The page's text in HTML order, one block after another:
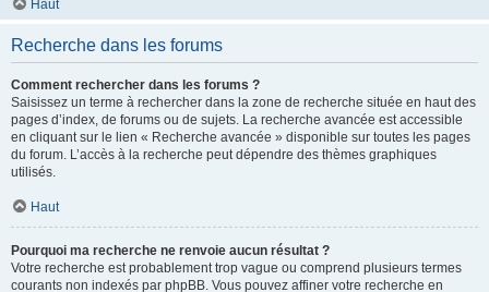
Haut
Recherche dans les forums
Comment rechercher dans les forums ?
Saisissez un terme à rechercher dans la zone de recherche située en haut des
pages d’index, de forums ou de sujets. La recherche avancée est accessible
en cliquant sur le lien « Recherche avancée » disponible sur toutes les pages
du forum. L’accès à la recherche peut dépendre des thèmes graphiques
utilisés.
Haut
Pourquoi ma recherche ne renvoie aucun résultat ?
Votre recherche est probablement trop vague ou comprend plusieurs termes
courants non indexés par phpBB. Vous pouvez affiner votre recherche en